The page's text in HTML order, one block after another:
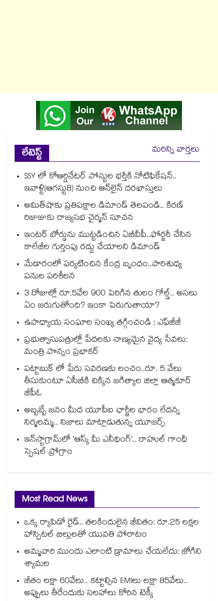
లేటెస్ట్
మరిన్ని వార్తలు
SSY లో కోఆర్డినేటర్ పోస్టుల భర్తీకి నోటిఫికేషన్..
ఇవాళ్టి(ఆగస్టు8) నుంచి ఆన్‌లైన్ దరఖాస్తులు
అమిత్‌‌‌‌షాకు ప్రతిపక్షాల డిమాండ్‌‌‌‌ తెలపండి.. కిరణ్
రిజుజుకు రాజ్యసభ చైర్మన్ సూచన
ఇంటర్ బోర్డును ముట్టడించిన ఏబీవీపీ..ఫోర్జరీ చేసిన
కాలేజీల గుర్తింపు రద్దు చేయాలని డిమాండ్
మేడారంలో పర్యటించిన కేంద్ర బృందం..పారిశుధ్య
పనుల పరిశీలన
3 రోజుల్లో రూ.5వేల 900 పెరిగిన తులం గోల్డ్.. అసలు
ఏం జరుగుతోంది? ఇంకా పెరుగుతాయా?
ఉపాధ్యాయ సంఘాల సంఖ్య తగ్గించండి : ఎఫ్‌‌జీజీ
ప్రభుత్వాసుపత్రుల్లో పేదలకు నాణ్యమైన వైద్య సేవలు:
మంత్రి పొన్నం ప్రభాకర్
పట్టాబుక్ లో పేరు సవరణకు లంచం..రూ. 5 వేలు
తీసుకుంటూ ఏసీబీకి చిక్కిన జగిత్యాల జిల్లా ఆత్మకూర్
జీపీఓ
అబ్బబ్బే జనం మీద యూపీఐ ఛార్జీల భారం లేదన్న
నిర్మలమ్మ.. నిజాలు మాట్లాడుతున్న యూజర్స్
ఇన్‌‌‌‌స్టాగ్రామ్‌‌‌‌లో ‘ఆస్క్ మీ ఎనీథింగ్’.. రాహుల్ గాంధీ
స్పెషల్ ప్రోగ్రాం
Most Read News
ఒక్క ర్యాపిడో రైడ్.. తలకిందులైన జీవితం: రూ.25 లక్షల
హాస్పిటల్ బిల్లులతో యువతి పోరాటం
అమ్మవారి ముందు ఎలాంటి డ్రామాలు చేయలేదు: జోగిని
శ్యామల
జీతం లక్షా 60వేలు.. కట్టాల్సిన EMIలు లక్షా 85వేలు..
అప్పులు తీరేందుకు సలహాలు కోరిన టెక్కీ